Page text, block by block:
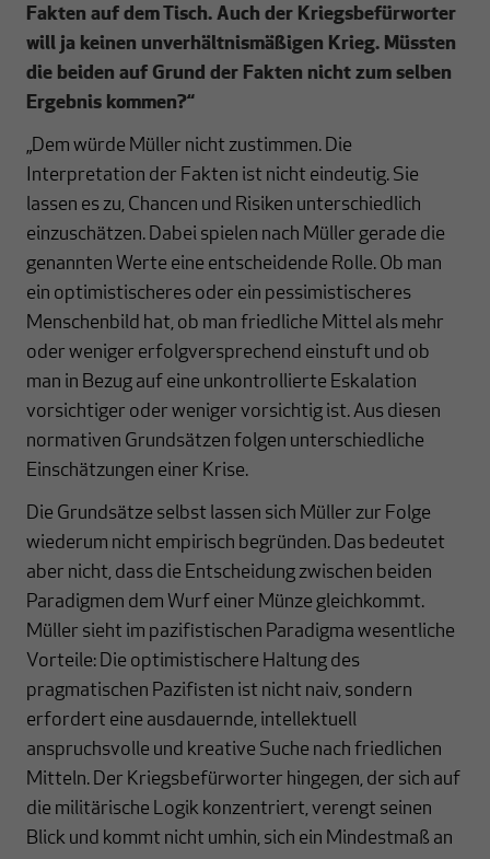
Fakten auf dem Tisch. Auch der Kriegsbefürworter
will ja keinen unverhältnismäßigen Krieg. Müssten
die beiden auf Grund der Fakten nicht zum selben
Ergebnis kommen?“
„Dem würde Müller nicht zustimmen. Die
Interpretation der Fakten ist nicht eindeutig. Sie
lassen es zu, Chancen und Risiken unterschiedlich
einzuschätzen. Dabei spielen nach Müller gerade die
genannten Werte eine entscheidende Rolle. Ob man
ein optimistischeres oder ein pessimistischeres
Menschenbild hat, ob man friedliche Mittel als mehr
oder weniger erfolgversprechend einstuft und ob
man in Bezug auf eine unkontrollierte Eskalation
vorsichtiger oder weniger vorsichtig ist. Aus diesen
normativen Grundsätzen folgen unterschiedliche
Einschätzungen einer Krise.
Die Grundsätze selbst lassen sich Müller zur Folge
wiederum nicht empirisch begründen. Das bedeutet
aber nicht, dass die Entscheidung zwischen beiden
Paradigmen dem Wurf einer Münze gleichkommt.
Müller sieht im pazifistischen Paradigma wesentliche
Vorteile: Die optimistischere Haltung des
pragmatischen Pazifisten ist nicht naiv, sondern
erfordert eine ausdauernde, intellektuell
anspruchsvolle und kreative Suche nach friedlichen
Mitteln. Der Kriegsbefürworter hingegen, der sich auf
die militärische Logik konzentriert, verengt seinen
Blick und kommt nicht umhin, sich ein Mindestmaß an